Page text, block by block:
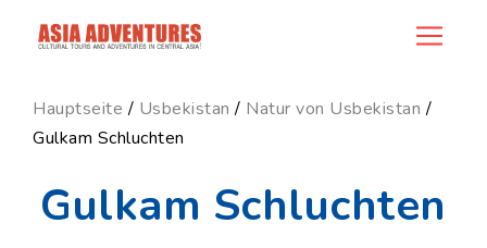
news_id
Hauptseite / Usbekistan / Natur von Usbekistan /
Gulkam Schluchten
Gulkam Schluchten